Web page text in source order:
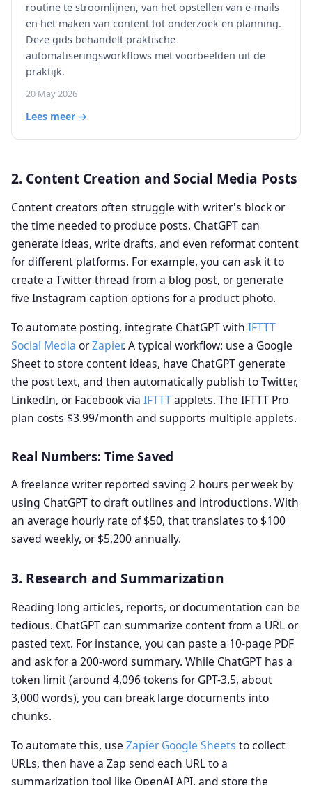
routine te stroomlijnen, van het opstellen van e-mails
en het maken van content tot onderzoek en planning.
Deze gids behandelt praktische
automatiseringsworkflows met voorbeelden uit de
praktijk.
20 May 2026
Lees meer →
2. Content Creation and Social Media Posts
Content creators often struggle with writer's block or
the time needed to produce posts. ChatGPT can
generate ideas, write drafts, and even reformat content
for different platforms. For example, you can ask it to
create a Twitter thread from a blog post, or generate
five Instagram caption options for a product photo.
To automate posting, integrate ChatGPT with IFTTT
Social Media orZapier. A typical workflow: use a Google
Sheet to store content ideas, have ChatGPT generate
the post text, and then automatically publish to Twitter,
LinkedIn, or Facebook via IFTTTapplets. The IFTTT Pro
plan costs $3.99/month and supports multiple applets.
Real Numbers: Time Saved
A freelance writer reported saving 2 hours per week by
using ChatGPT to draft outlines and introductions. With
an average hourly rate of $50, that translates to $100
saved weekly, or $5,200 annually.
3. Research and Summarization
Reading long articles, reports, or documentation can be
tedious. ChatGPT can summarize content from a URL or
pasted text. For instance, you can paste a 10-page PDF
and ask for a 200-word summary. While ChatGPT has a
token limit (around 4,096 tokens for GPT-3.5, about
3,000 words), you can break large documents into
chunks.
To automate this, use Zapier Google Sheets to collect
URLs, then have a Zap send each URL to a
summarization tool like OpenAI API, and store the